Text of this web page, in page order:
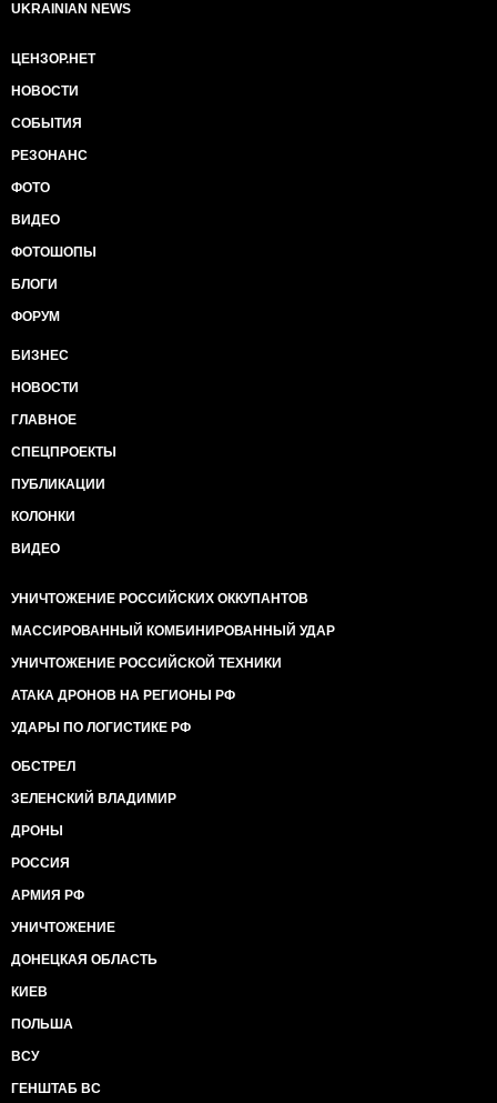
UKRAINIAN NEWS
ЦЕНЗОР.НЕТ
НОВОСТИ
СОБЫТИЯ
РЕЗОНАНС
ФОТО
ВИДЕО
ФОТОШОПЫ
БЛОГИ
ФОРУМ
БИЗНЕС
НОВОСТИ
ГЛАВНОЕ
СПЕЦПРОЕКТЫ
ПУБЛИКАЦИИ
КОЛОНКИ
ВИДЕО
УНИЧТОЖЕНИЕ РОССИЙСКИХ ОККУПАНТОВ
МАССИРОВАННЫЙ КОМБИНИРОВАННЫЙ УДАР
УНИЧТОЖЕНИЕ РОССИЙСКОЙ ТЕХНИКИ
АТАКА ДРОНОВ НА РЕГИОНЫ РФ
УДАРЫ ПО ЛОГИСТИКЕ РФ
ОБСТРЕЛ
ЗЕЛЕНСКИЙ ВЛАДИМИР
ДРОНЫ
РОССИЯ
АРМИЯ РФ
УНИЧТОЖЕНИЕ
ДОНЕЦКАЯ ОБЛАСТЬ
КИЕВ
ПОЛЬША
ВСУ
ГЕНШТАБ ВС